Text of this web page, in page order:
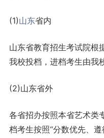
(1)山东省内
山东省教育招生考试院根
我校投档，进档考生由我
(2)山东省外
各省招办按照本省艺术类
档考生按照“分数优先、